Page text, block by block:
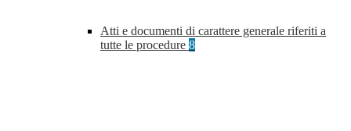
Atti e documenti di carattere generale riferiti a
tutte le procedure 8